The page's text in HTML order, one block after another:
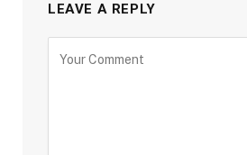
LEAVE A REPLY